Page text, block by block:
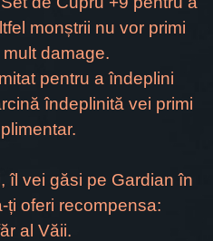
monștrii nu vor primi
damage.
pentru a îndeplini
îndeplinită vei primi
îl vei găsi pe Gardian în
ți oferi recompensa:
al Văii.